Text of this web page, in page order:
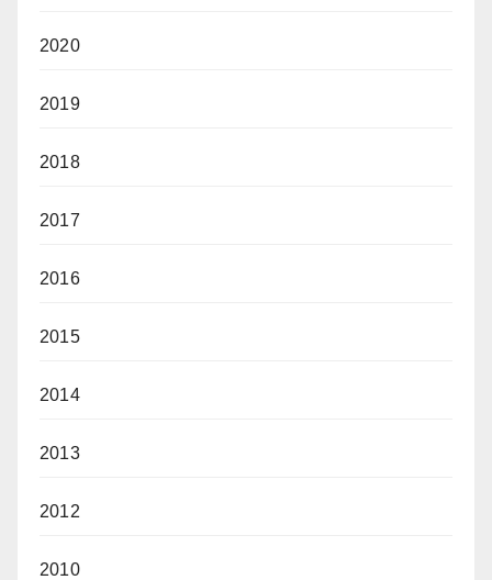
2020
2019
2018
2017
2016
2015
2014
2013
2012
2010